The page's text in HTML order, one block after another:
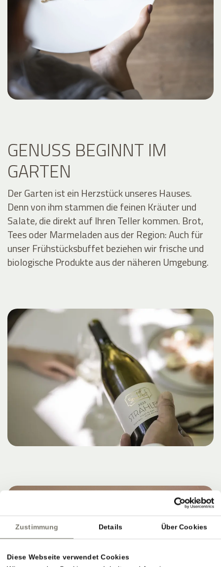
Zustimmung Details Über Cookies
Diese Webseite verwendet Cookies
GENUSS BEGINNT IM
GARTEN
Der Garten ist ein Herzstück unseres Hauses.
Denn von ihm stammen die feinen Kräuter und
Salate, die direkt auf Ihren Teller kommen. Brot,
Tees oder Marmeladen aus der Region: Auch für
unser Frühstücksbuffet beziehen wir frische und
biologische Produkte aus der näheren Umgebung.